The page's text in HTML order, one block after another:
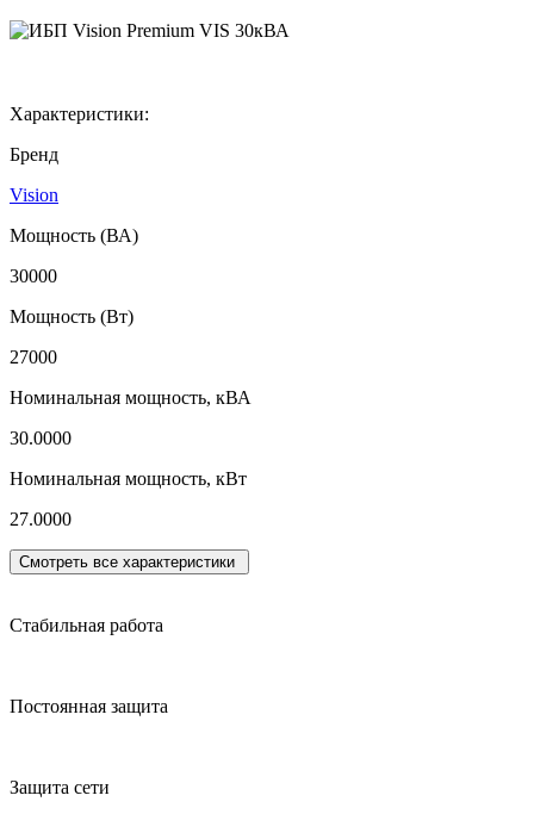
Характеристики:
Бренд
Vision
Мощность (ВА)
30000
Мощность (Вт)
27000
Номинальная мощность, кВА
30.0000
Номинальная мощность, кВт
27.0000
Смотреть все характеристики
Стабильная работа
Постоянная защита
Защита сети